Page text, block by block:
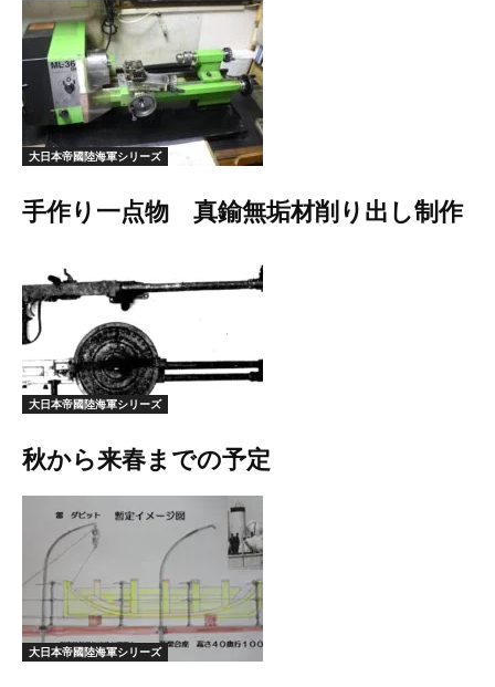
大日本帝國陸海軍シリーズ
手作り一点物 真鍮無垢材削り出し制作
大日本帝國陸海軍シリーズ
秋から来春までの予定
大日本帝國陸海軍シリーズ